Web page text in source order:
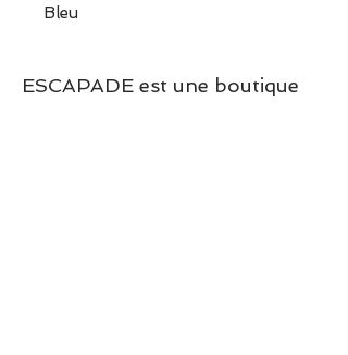
Bleu
ESCAPADE est une boutique